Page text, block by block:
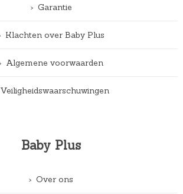
Garantie
Klachten over Baby Plus
Algemene voorwaarden
Veiligheidswaarschuwingen
Baby Plus
Over ons